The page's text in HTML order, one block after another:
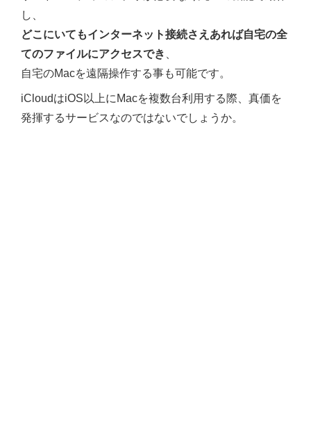
し、
どこにいてもインターネット接続さえあれば自宅の全
てのファイルにアクセスでき
自宅のMacを遠隔操作する事も可能です。
iCloudはiOS以上にMacを複数台利用する際、真価を
発揮するサービスなのではないでしょうか。